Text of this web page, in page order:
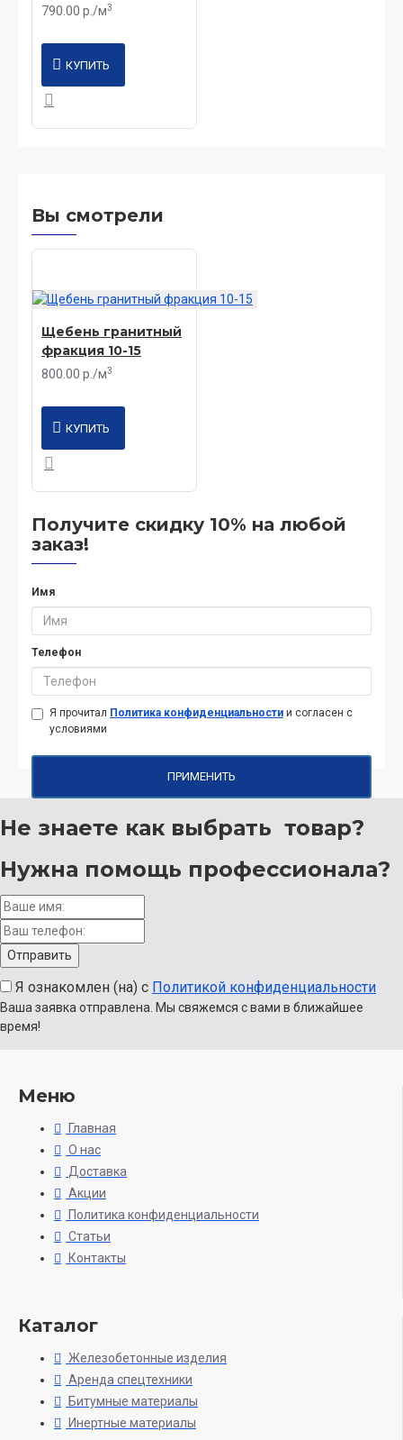
790.00 р./м3
КУПИТЬ
Вы смотрели
Щебень гранитный
фракция 10-15
800.00 р./м3
КУПИТЬ
Получите скидку 10% на любой
заказ!
Имя
Телефон
Я прочитал Политика конфиденциальности и согласен с
условиями
ПРИМЕНИТЬ
Не знаете как выбрать товар?
Нужна помощь профессионала?
Я ознакомлен (на) с Политикой конфиденциальности
Ваша заявка отправлена. Мы свяжемся с вами в ближайшее
время!
Меню
Главная
О нас
Доставка
Акции
Политика конфиденциальности
Статьи
Контакты
Каталог
Железобетонные изделия
Аренда спецтехники
Битумные материалы
Инертные материалы